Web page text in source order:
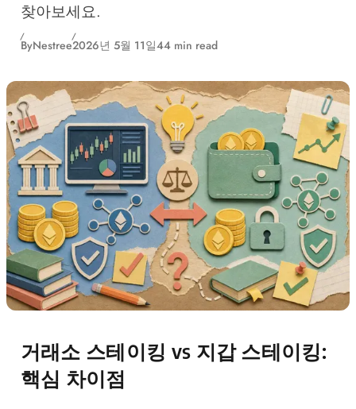
찾아보세요.
ByNestree2026년 5월 11일44 min read
거래소 스테이킹 vs 지갑 스테이킹:
핵심 차이점